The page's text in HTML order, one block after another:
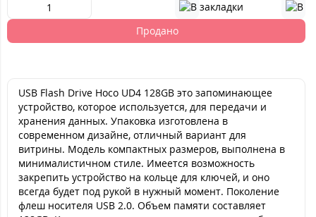
Продано
USB Flash Drive Hoco UD4 128GB это запоминающее
устройство, которое используется, для передачи и
хранения данных. Упаковка изготовлена в
современном дизайне, отличный вариант для
витрины. Модель компактных размеров, выполнена в
минималистичном стиле. Имеется возможность
закрепить устройство на кольце для ключей, и оно
всегда будет под рукой в нужный момент. Поколение
флеш носителя USB 2.0. Объем памяти составляет